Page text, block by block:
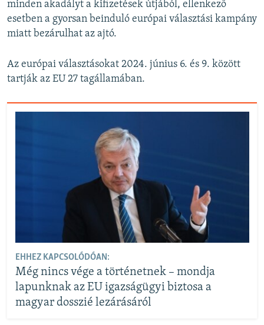
minden akadályt a kifizetések útjából, ellenkező
esetben a gyorsan beinduló európai választási kampány
miatt bezárulhat az ajtó.
Az európai választásokat 2024. június 6. és 9. között
tartják az EU 27 tagállamában.
EHHEZ KAPCSOLÓDÓAN:
Még nincs vége a történetnek – mondja
lapunknak az EU igazságügyi biztosa a
magyar dosszié lezárásáról